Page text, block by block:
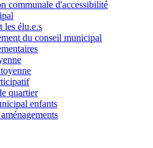
communale d'accessibilité
les élu.e.s
du conseil municipal
quartier
enfants